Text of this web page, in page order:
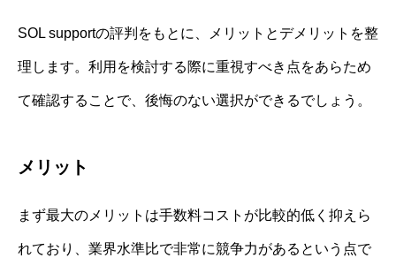
SOL supportの評判をもとに、メリットとデメリットを整
理します。利用を検討する際に重視すべき点をあらため
て確認することで、後悔のない選択ができるでしょう。
メリット
まず最大のメリットは手数料コストが比較的低く抑えら
れており、業界水準比で非常に競争力があるという点で